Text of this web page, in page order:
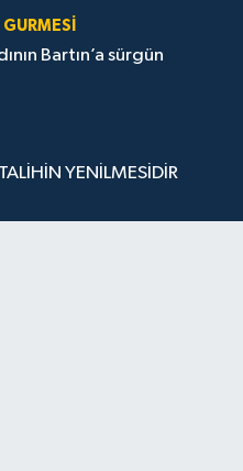
Bartın’a sürgün
YENİLMESİDİR